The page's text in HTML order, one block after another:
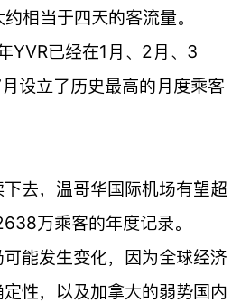
当于四天的客流量。
YVR已经在1月、2月、3
设立了历史最高的月度乘客
去，温哥华国际机场有望超
万乘客的年度记录。
能发生变化，因为全球经济
性，以及加拿大的弱势国内